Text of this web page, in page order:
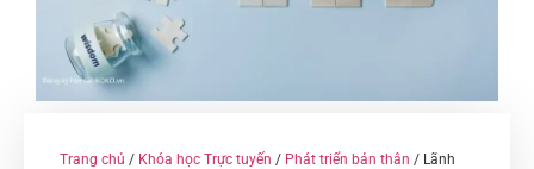
Trang chủ / Khóa học Trực tuyến / Phát triển bản thân / Lãnh